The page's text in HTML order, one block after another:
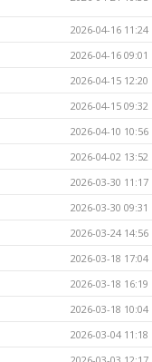
2026-04-16 11:24
2026-04-16 09:01
2026-04-15 12:20
2026-04-15 09:32
2026-04-10 10:56
2026-04-02 13:52
2026-03-30 11:17
2026-03-30 09:31
2026-03-24 14:56
2026-03-18 17:04
2026-03-18 16:19
2026-03-18 10:04
2026-03-04 11:18